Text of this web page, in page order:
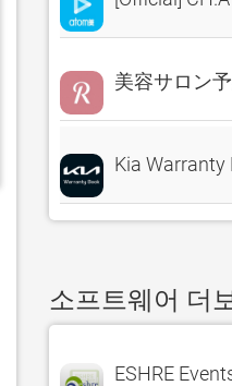
美容サロン
Kia Warranty
소프트웨어 더
ESHRE